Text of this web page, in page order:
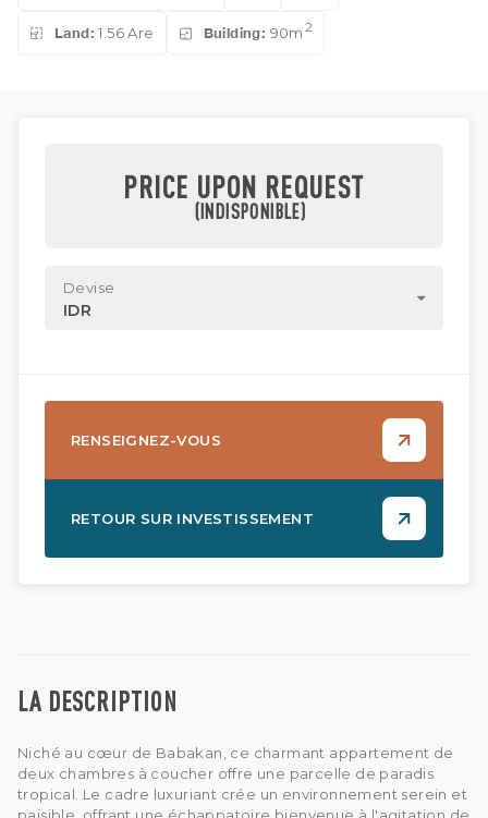
Land: 1.56 Are Building: 90m 2
LA DESCRIPTION
Niché au cœur de Babakan, ce charmant appartement de
deux chambres à coucher offre une parcelle de paradis
tropical. Le cadre luxuriant crée un environnement serein et
PRICE UPON REQUEST
(INDISPONIBLE)
Devise
IDR
RENSEIGNEZ-VOUS
RETOUR SUR INVESTISSEMENT